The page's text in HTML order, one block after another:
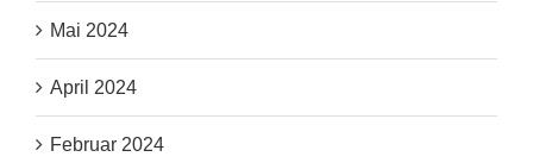
Mai 2024
April 2024
Februar 2024